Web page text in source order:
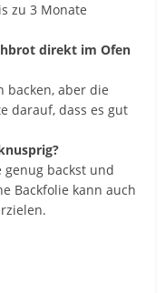
zu 3 Monate
direkt im Ofen
backen, aber die
darauf, dass es gut
genug backst und
Backfolie kann auch